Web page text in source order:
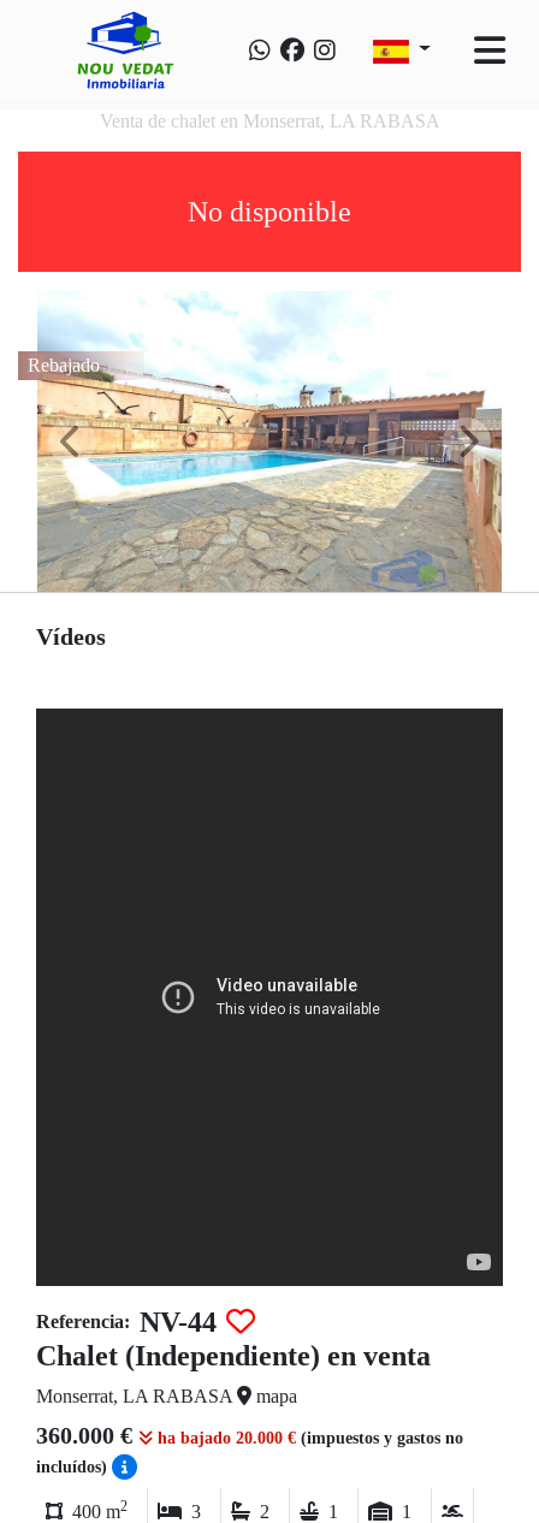
Venta de chalet en Monserrat, LA RABASA
No disponible
Rebajado
Vídeos
Referencia: NV-44
Chalet (Independiente) en venta
Monserrat, LA RABASA mapa
360.000 € ha bajado 20.000 € (impuestos y gastos no
incluídos)
400 m2 3 2 1 1